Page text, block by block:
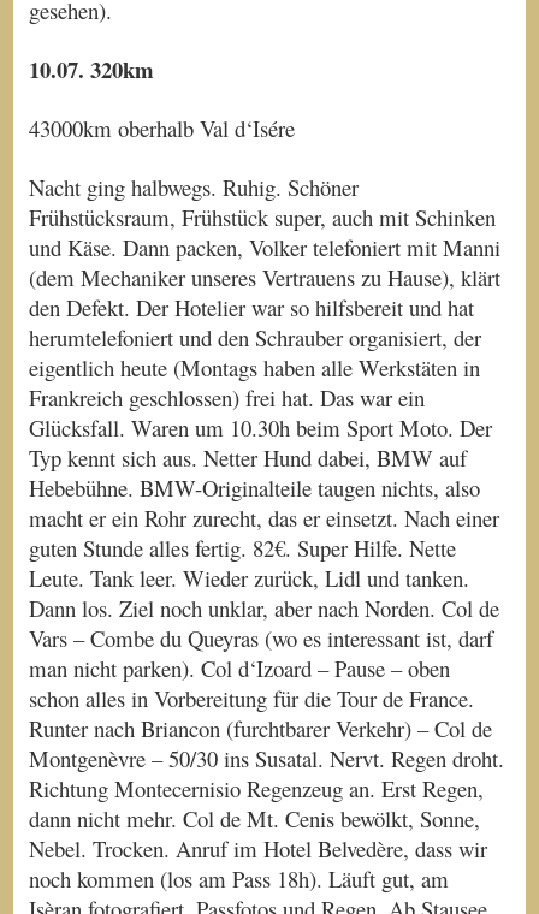
gesehen).
10.07. 320km
43000km oberhalb Val d‘Isére
Nacht ging halbwegs. Ruhig. Schöner
Frühstücksraum, Frühstück super, auch mit Schinken
und Käse. Dann packen, Volker telefoniert mit Manni
(dem Mechaniker unseres Vertrauens zu Hause), klärt
den Defekt. Der Hotelier war so hilfsbereit und hat
herumtelefoniert und den Schrauber organisiert, der
eigentlich heute (Montags haben alle Werkstäten in
Frankreich geschlossen) frei hat. Das war ein
Glücksfall. Waren um 10.30h beim Sport Moto. Der
Typ kennt sich aus. Netter Hund dabei, BMW auf
Hebebühne. BMW-Originalteile taugen nichts, also
macht er ein Rohr zurecht, das er einsetzt. Nach einer
guten Stunde alles fertig. 82€. Super Hilfe. Nette
Leute. Tank leer. Wieder zurück, Lidl und tanken.
Dann los. Ziel noch unklar, aber nach Norden. Col de
Vars – Combe du Queyras (wo es interessant ist, darf
man nicht parken). Col d‘Izoard – Pause – oben
schon alles in Vorbereitung für die Tour de France.
Runter nach Briancon (furchtbarer Verkehr) – Col de
Montgenèvre – 50/30 ins Susatal. Nervt. Regen droht.
Richtung Montecernisio Regenzeug an. Erst Regen,
dann nicht mehr. Col de Mt. Cenis bewölkt, Sonne,
Nebel. Trocken. Anruf im Hotel Belvedère, dass wir
noch kommen (los am Pass 18h). Läuft gut, am